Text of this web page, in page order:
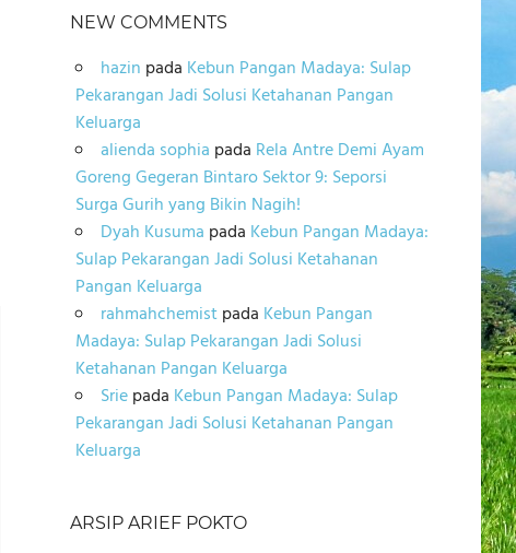
NEW COMMENTS
hazin pada Kebun Pangan Madaya: Sulap
Pekarangan Jadi Solusi Ketahanan Pangan
Keluarga
alienda sophia pada Rela Antre Demi Ayam
Goreng Gegeran Bintaro Sektor 9: Seporsi
Surga Gurih yang Bikin Nagih!
Dyah Kusuma pada Kebun Pangan Madaya:
Sulap Pekarangan Jadi Solusi Ketahanan
Pangan Keluarga
rahmahchemistpada Kebun Pangan
Madaya: Sulap Pekarangan Jadi Solusi
Ketahanan Pangan Keluarga
Sriepada Kebun Pangan Madaya: Sulap
Pekarangan Jadi Solusi Ketahanan Pangan
Keluarga
ARSIP ARIEF POKTO